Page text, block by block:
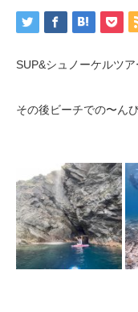
SUP&シュノーケルツア
その後ビーチでの〜ん